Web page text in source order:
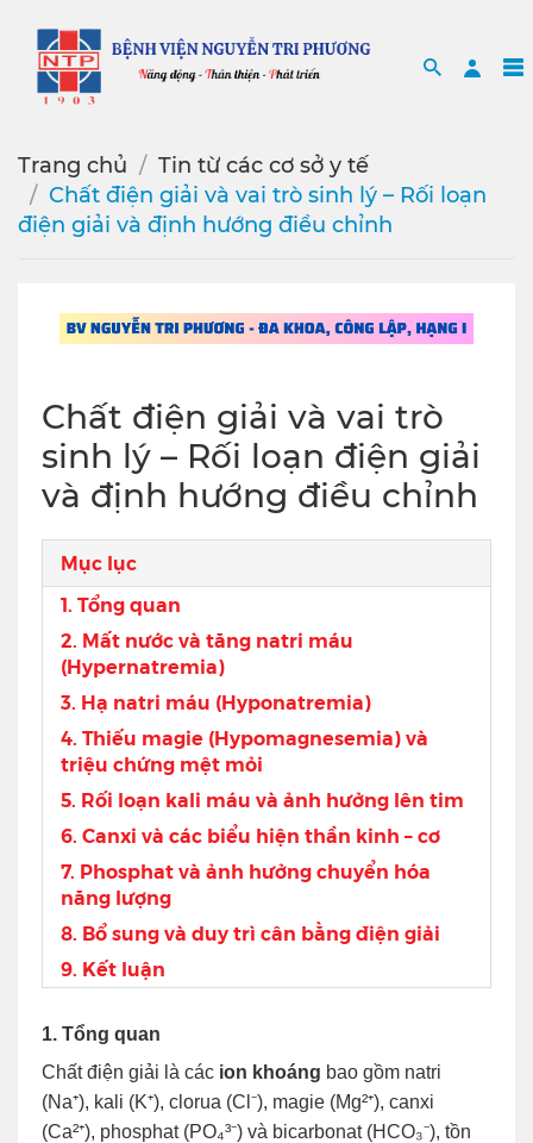
Search
Trang chủ
Tin từ các cơ sở y tế
Chất điện giải và vai trò sinh lý – Rối loạn
điện giải và định hướng điều chỉnh
Chất điện giải và vai trò
sinh lý – Rối loạn điện giải
và định hướng điều chỉnh
Mục lục
1. Tổng quan
2. Mất nước và tăng natri máu
(Hypernatremia)
3. Hạ natri máu (Hyponatremia)
4. Thiếu magie (Hypomagnesemia) và
triệu chứng mệt mỏi
5. Rối loạn kali máu và ảnh hưởng lên tim
6. Canxi và các biểu hiện thần kinh – cơ
7. Phosphat và ảnh hưởng chuyển hóa
năng lượng
8. Bổ sung và duy trì cân bằng điện giải
9. Kết luận
1. Tổng quan
Chất điện giải là các ion khoáng bao gồm natri
(Na⁺), kali (K⁺), clorua (Cl⁻), magie (Mg²⁺), canxi
(Ca²⁺), phosphat (PO₄³⁻) và bicarbonat (HCO₃⁻), tồn